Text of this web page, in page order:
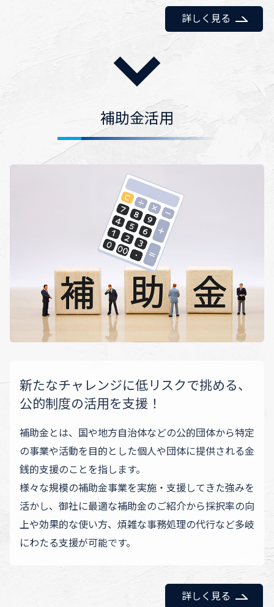
詳しく見る
補助金活用
新たなチャレンジに低リスクで挑める、
公的制度の活用を支援！
補助金とは、国や地方自治体などの公的団体から特定
の事業や活動を目的とした個人や団体に提供される金
銭的支援のことを指します。
様々な規模の補助金事業を実施・支援してきた強みを
活かし、御社に最適な補助金のご紹介から採択率の向
上や効果的な使い方、煩雑な事務処理の代行など多岐
にわたる支援が可能です。
詳しく見る